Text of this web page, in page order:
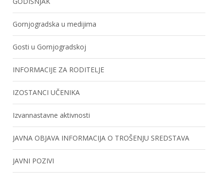
Gornjogradska u medijima
Gosti u Gornjogradskoj
INFORMACIJE ZA RODITELJE
IZOSTANCI UČENIKA
Izvannastavne aktivnosti
JAVNA OBJAVA INFORMACIJA O TROŠENJU SREDSTAVA
JAVNI POZIVI